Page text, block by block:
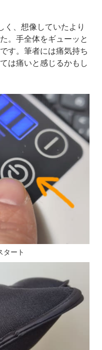
く、想像していたより
。手全体をギューッと
す。筆者には痛気持ち
は痛いと感じるかもし
タート